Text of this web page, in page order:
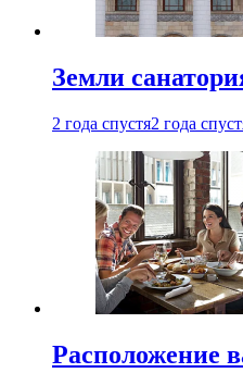
Земли
2 года спустя2 года
Расположение